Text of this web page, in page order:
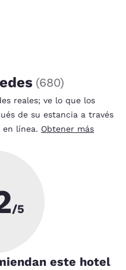
(680)
reales; ve lo que los
de su estancia a través
línea. Obtener más
/5
este hotel